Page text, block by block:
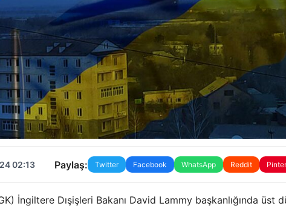
02:13 Paylaş: Twitter Facebook WhatsApp Reddit
İngiltere Dışişleri Bakanı David Lammy başkanlığında üst